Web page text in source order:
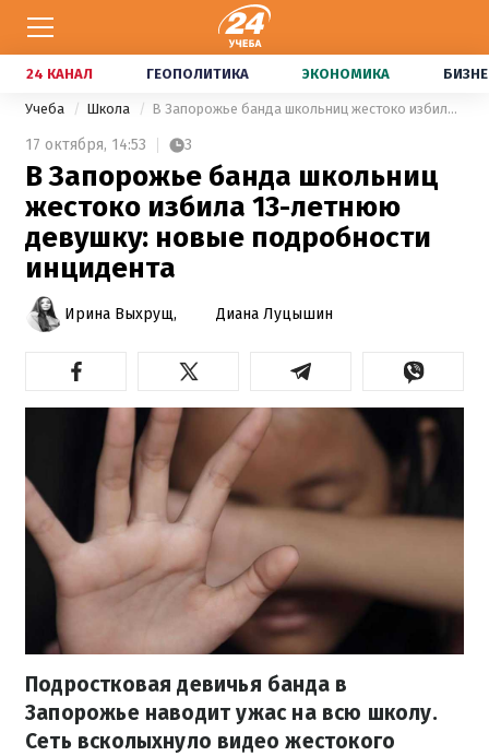
24 КАНАЛ ГЕОПОЛИТИКА ЭКОНОМИКА
Учеба Школа В Запорожье банда школьниц жестоко избила 13-летнюю девушку: новые подробности инцидента
17 октября, 14:53 3
В Запорожье банда школьниц
жестоко избила 13-летнюю
девушку: новые подробности
инцидента
Ирина Выхрущ, Диана Луцышин
Подростковая девичья банда в
Запорожье наводит ужас на всю школу.
Сеть всколыхнуло видео жестокого